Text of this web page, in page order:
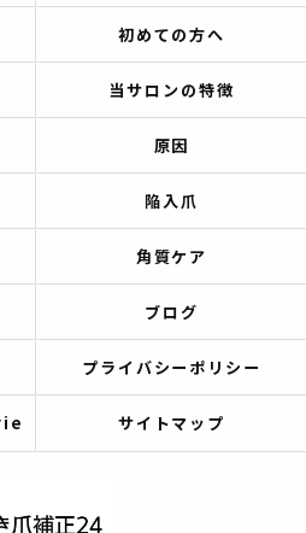
初めての方へ
当サロンの特徴
原因
陥入爪
角質ケア
ブログ
プライバシーポリシー
サイトマップ